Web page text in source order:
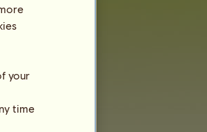
majd
az életkora!
your
time